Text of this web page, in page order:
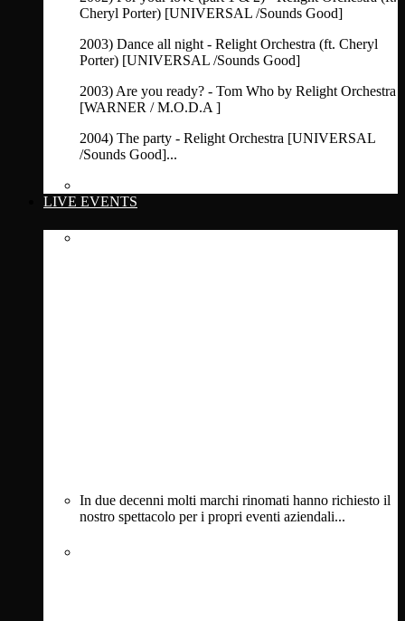
Cheryl Porter) [UNIVERSAL /Sounds Good]
2003) Dance all night - Relight Orchestra (ft. Cheryl
Porter) [UNIVERSAL /Sounds Good]
2003) Are you ready? - Tom Who by Relight Orchestra
[WARNER / M.O.D.A ]
2004) The party - Relight Orchestra [UNIVERSAL
/Sounds Good]...
LIVE EVENTS
In due decenni molti marchi rinomati hanno richiesto il
nostro spettacolo per i propri eventi aziendali...